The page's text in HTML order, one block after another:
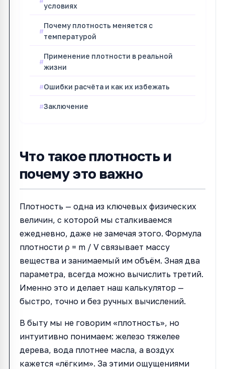
условиях
Почему плотность меняется с
температурой
Применение плотности в реальной
жизни
Ошибки расчёта и как их избежать
Заключение
Что такое плотность и
почему это важно
Плотность — одна из ключевых физических
величин, с которой мы сталкиваемся
ежедневно, даже не замечая этого. Формула
плотности ρ = m / V связывает массу
вещества и занимаемый им объём. Зная два
параметра, всегда можно вычислить третий.
Именно это и делает наш калькулятор —
быстро, точно и без ручных вычислений.
В быту мы не говорим «плотность», но
интуитивно понимаем: железо тяжелее
дерева, вода плотнее масла, а воздух
кажется «лёгким». За этими ощущениями